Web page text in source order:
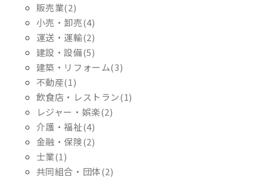
販売業(2)
小売・卸売(4)
運送・運輸(2)
建設・設備(5)
建築・リフォーム(3)
不動産(1)
飲食店・レストラン(1)
レジャー・娯楽(2)
介護・福祉(4)
金融・保険(2)
士業(1)
共同組合・団体(2)